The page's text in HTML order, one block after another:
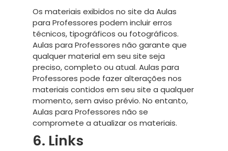
Os materiais exibidos no site da Aulas
para Professores podem incluir erros
técnicos, tipográficos ou fotográficos.
Aulas para Professores não garante que
qualquer material em seu site seja
preciso, completo ou atual. Aulas para
Professores pode fazer alterações nos
materiais contidos em seu site a qualquer
momento, sem aviso prévio. No entanto,
Aulas para Professores não se
compromete a atualizar os materiais.
6. Links